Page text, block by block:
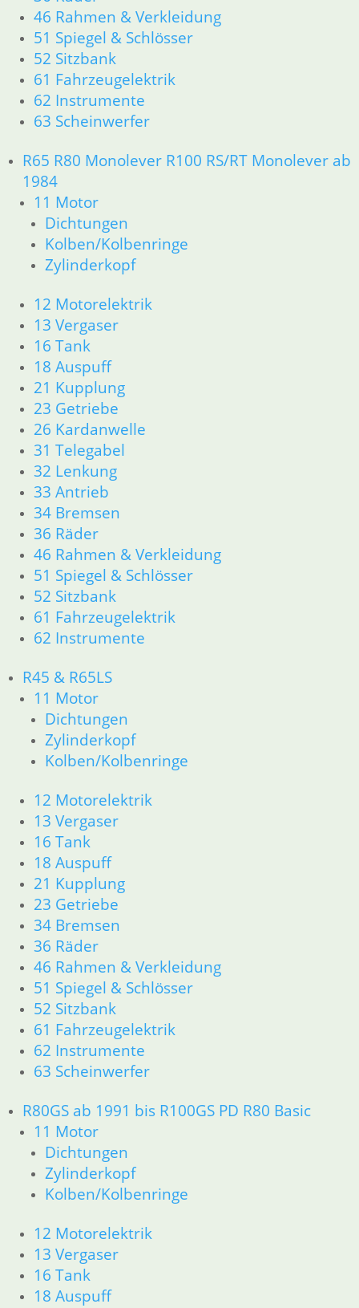
46 Rahmen & Verkleidung
51 Spiegel & Schlösser
52 Sitzbank
61 Fahrzeugelektrik
62 Instrumente
63 Scheinwerfer
R65 R80 Monolever R100 RS/RT Monolever ab
1984
11 Motor
Dichtungen
Kolben/Kolbenringe
Zylinderkopf
12 Motorelektrik
13 Vergaser
16 Tank
18 Auspuff
21 Kupplung
23 Getriebe
26 Kardanwelle
31 Telegabel
32 Lenkung
33 Antrieb
34 Bremsen
36 Räder
46 Rahmen & Verkleidung
51 Spiegel & Schlösser
52 Sitzbank
61 Fahrzeugelektrik
62 Instrumente
R45 & R65LS
11 Motor
Dichtungen
Zylinderkopf
Kolben/Kolbenringe
12 Motorelektrik
13 Vergaser
16 Tank
18 Auspuff
21 Kupplung
23 Getriebe
34 Bremsen
36 Räder
46 Rahmen & Verkleidung
51 Spiegel & Schlösser
52 Sitzbank
61 Fahrzeugelektrik
62 Instrumente
63 Scheinwerfer
R80GS ab 1991 bis R100GS PD R80 Basic
11 Motor
Dichtungen
Zylinderkopf
Kolben/Kolbenringe
12 Motorelektrik
13 Vergaser
16 Tank
18 Auspuff